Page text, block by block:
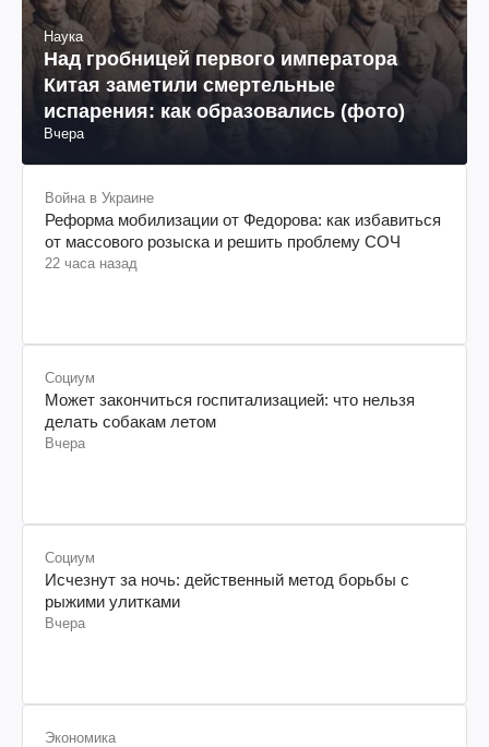
Наука
Над гробницей первого императора
Китая заметили смертельные
испарения: как образовались (фото)
Вчера
Война в Украине
Реформа мобилизации от Федорова: как избавиться
от массового розыска и решить проблему СОЧ
22 часа назад
Социум
Может закончиться госпитализацией: что нельзя
делать собакам летом
Вчера
Социум
Исчезнут за ночь: действенный метод борьбы с
рыжими улитками
Вчера
Экономика